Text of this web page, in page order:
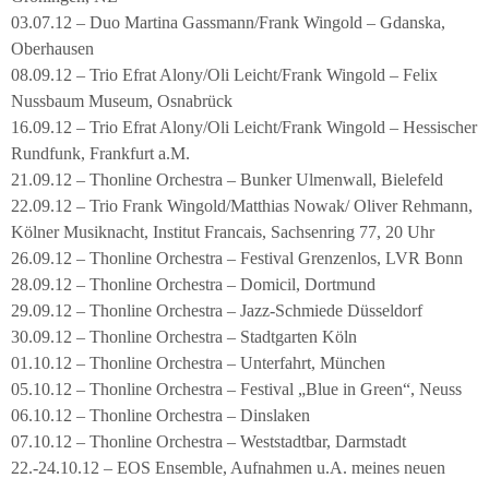
03.07.12 – Duo Martina Gassmann/Frank Wingold – Gdanska,
Oberhausen
08.09.12 – Trio Efrat Alony/Oli Leicht/Frank Wingold – Felix
Nussbaum Museum, Osnabrück
16.09.12 – Trio Efrat Alony/Oli Leicht/Frank Wingold – Hessischer
Rundfunk, Frankfurt a.M.
21.09.12 – Thonline Orchestra – Bunker Ulmenwall, Bielefeld
22.09.12 – Trio Frank Wingold/Matthias Nowak/ Oliver Rehmann,
Kölner Musiknacht, Institut Francais, Sachsenring 77, 20 Uhr
26.09.12 – Thonline Orchestra – Festival Grenzenlos, LVR Bonn
28.09.12 – Thonline Orchestra – Domicil, Dortmund
29.09.12 – Thonline Orchestra – Jazz-Schmiede Düsseldorf
30.09.12 – Thonline Orchestra – Stadtgarten Köln
01.10.12 – Thonline Orchestra – Unterfahrt, München
05.10.12 – Thonline Orchestra – Festival „Blue in Green“, Neuss
06.10.12 – Thonline Orchestra – Dinslaken
07.10.12 – Thonline Orchestra – Weststadtbar, Darmstadt
22.-24.10.12 – EOS Ensemble, Aufnahmen u.A. meines neuen